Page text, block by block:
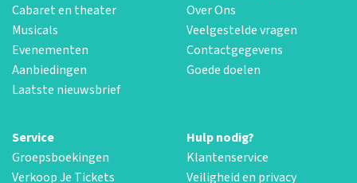
Cabaret en theater
Musicals
Evenementen
Aanbiedingen
Laatste nieuwsbrief
Over Ons
Veelgestelde vragen
Contactgegevens
Goede doelen
Service
Groepsboekingen
Verkoop Je Tickets
Hulp nodig?
Klantenservice
Veiligheid en privacy